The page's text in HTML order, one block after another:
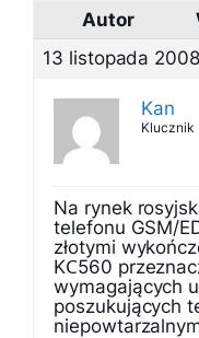
Autor
13 listopada
Kan
Klucznik
Na rynek
telefonu GSM/
złotymi
KС560
wymagających
poszukujących